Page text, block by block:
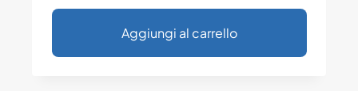
Aggiungi al carrello